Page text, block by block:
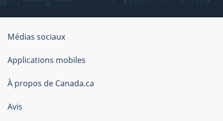
Organisation
du
gouvernement
du
Canada
Médias sociaux
Applications mobiles
À propos de Canada.ca
Avis